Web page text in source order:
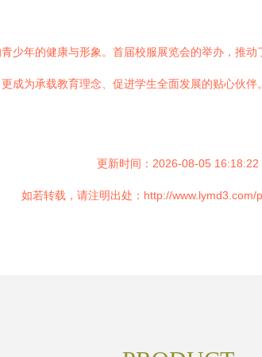
少年的健康与形象。首届校服展览会的举办，推
成为承载教育理念、促进学生全面发展的贴心伙
更新时间：2026-08-05 16:18:22
如若转载，请注明出处：http://www.lymd3.com/